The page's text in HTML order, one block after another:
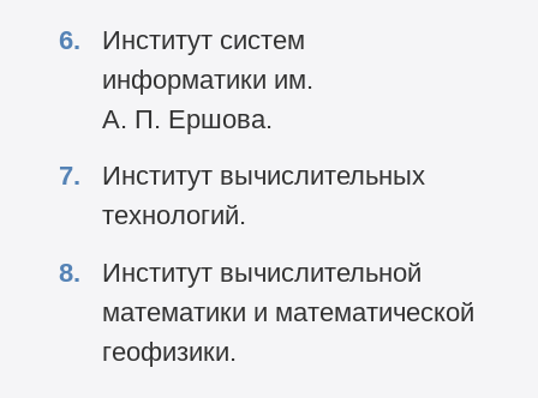
Институт систем
информатики им.
А. П. Ершова.
Институт вычислительных
технологий.
Институт вычислительной
математики и математической
геофизики.